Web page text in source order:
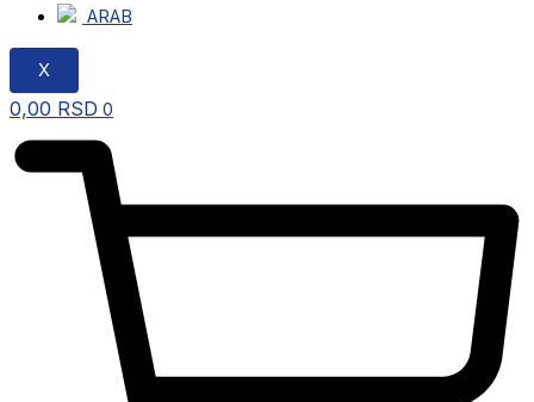
ARAB
X
0,00 RSD 0